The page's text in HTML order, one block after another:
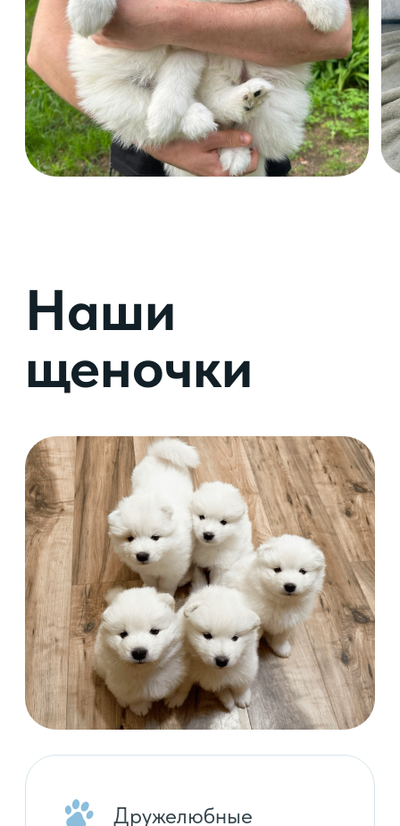
Выбрать щенка
Вместе с малышами
вы получаете все, что
необходимо
Отличная генетика
Идеальная формама
Блестящая шерсть
Прекрасный характер